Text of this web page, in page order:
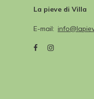
La pieve di Villa
E-mail